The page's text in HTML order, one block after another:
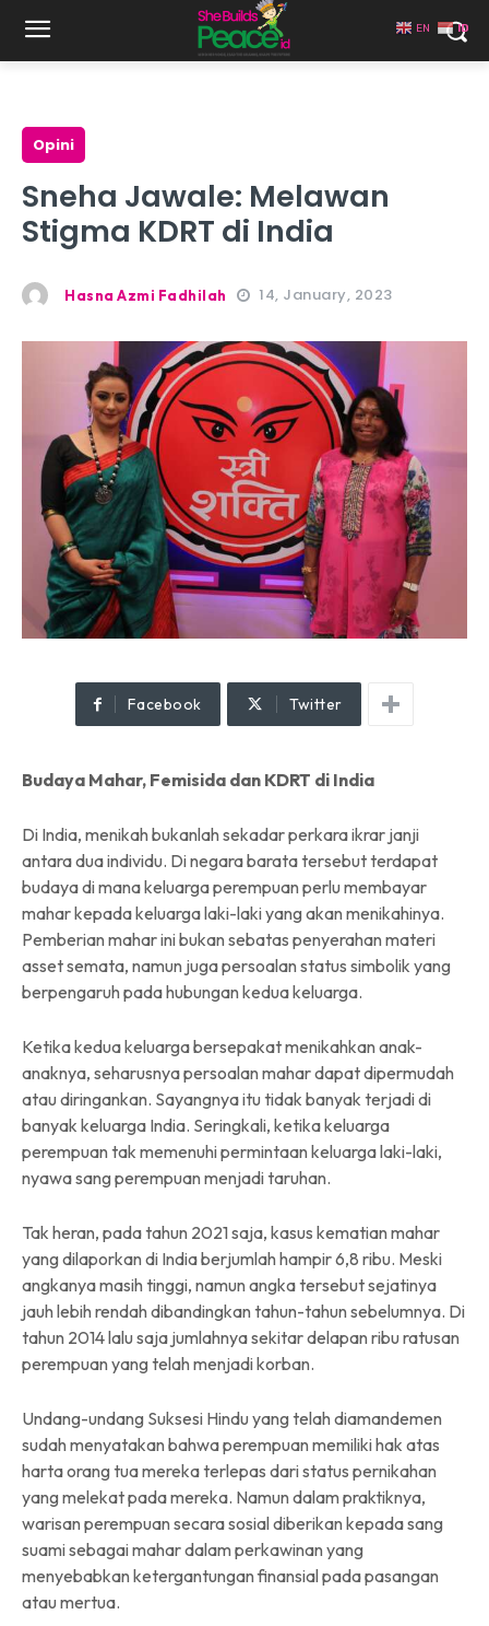
Opini
Sneha Jawale: Melawan
Stigma KDRT di India
Hasna Azmi Fadhilah 14, January, 2023
Facebook Twitter
Budaya Mahar, Femisida dan KDRT di India
Di India, menikah bukanlah sekadar perkara ikrar janji
antara dua individu. Di negara barata tersebut terdapat
budaya di mana keluarga perempuan perlu membayar
mahar kepada keluarga laki-laki yang akan menikahinya.
Pemberian mahar ini bukan sebatas penyerahan materi
asset semata, namun juga persoalan status simbolik yang
berpengaruh pada hubungan kedua keluarga.
Ketika kedua keluarga bersepakat menikahkan anak-
anaknya, seharusnya persoalan mahar dapat dipermudah
atau diringankan. Sayangnya itu tidak banyak terjadi di
banyak keluarga India. Seringkali, ketika keluarga
perempuan tak memenuhi permintaan keluarga laki-laki,
nyawa sang perempuan menjadi taruhan.
Tak heran, pada tahun 2021 saja, kasus kematian mahar
yang dilaporkan di India berjumlah hampir 6,8 ribu. Meski
angkanya masih tinggi, namun angka tersebut sejatinya
jauh lebih rendah dibandingkan tahun-tahun sebelumnya. Di
tahun 2014 lalu saja jumlahnya sekitar delapan ribu ratusan
perempuan yang telah menjadi korban.
Undang-undang Suksesi Hindu yang telah diamandemen
sudah menyatakan bahwa perempuan memiliki hak atas
harta orang tua mereka terlepas dari status pernikahan
yang melekat pada mereka. Namun dalam praktiknya,
warisan perempuan secara sosial diberikan kepada sang
suami sebagai mahar dalam perkawinan yang
menyebabkan ketergantungan finansial pada pasangan
atau mertua.
EN ID